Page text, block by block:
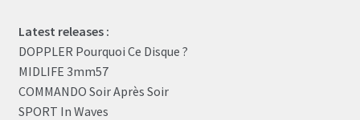
Latest releases :
DOPPLER Pourquoi Ce Disque ?
MIDLIFE 3mm57
COMMANDO Soir Après Soir
SPORT In Waves